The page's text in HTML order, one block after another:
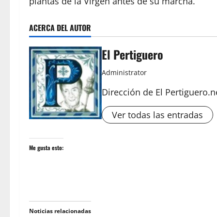
ACERCA DEL AUTOR
El Pertiguero
Administrator
Dirección de El
Ver todas las entradas
Me gusta esto:
Noticias relacionadas